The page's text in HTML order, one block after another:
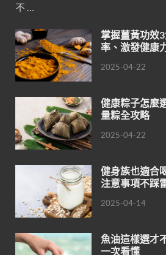
不 …
掌握薑黃功效
率、激發健康
2025-04-22
健康粽子怎麼
量粽全攻略
2025-04-22
健身族也適合
注意事項不踩
2025-04-14
魚油這樣選才
一次看懂